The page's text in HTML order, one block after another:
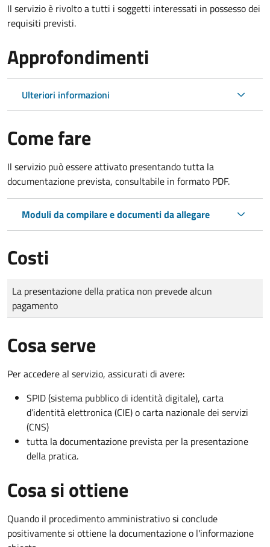
Il servizio è rivolto a tutti i soggetti interessati in possesso dei
requisiti previsti.
Approfondimenti
Ulteriori informazioni
Come fare
Il servizio può essere attivato presentando tutta la
documentazione prevista, consultabile in formato PDF.
Moduli da compilare e documenti da allegare
Costi
Tipo di pagamento
Importo
La presentazione della pratica non prevede alcun
pagamento
Cosa serve
Per accedere al servizio, assicurati di avere:
SPID (sistema pubblico di identità digitale), carta
d’identità elettronica (CIE) o carta nazionale dei servizi
(CNS)
tutta la documentazione prevista per la presentazione
della pratica.
Cosa si ottiene
Quando il procedimento amministrativo si conclude
positivamente si ottiene la documentazione o l'informazione